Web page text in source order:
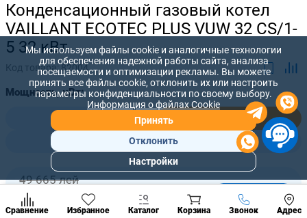
Конденсационный газовый котел
VAILLANT ECOTEC PLUS VUW 32 CS/1-
5 32 кВт
Код товара:82004
Мощность, кВт:
40,0
49 665 лей
45 150 лей +
Сравнение Избранное Каталог Корзина Звонок Адрес
Позвонить
разделы
Мы используем файлы cookie и аналогичные технологии
для обеспечения надежной работы сайта, анализа
посещаемости и оптимизации рекламы. Вы можете
принять все файлы cookie, отклонить их или настроить
параметры конфиденциальности по своему выбору.
Информация о файлах Cookie
Принять
Отклонить
Настройки